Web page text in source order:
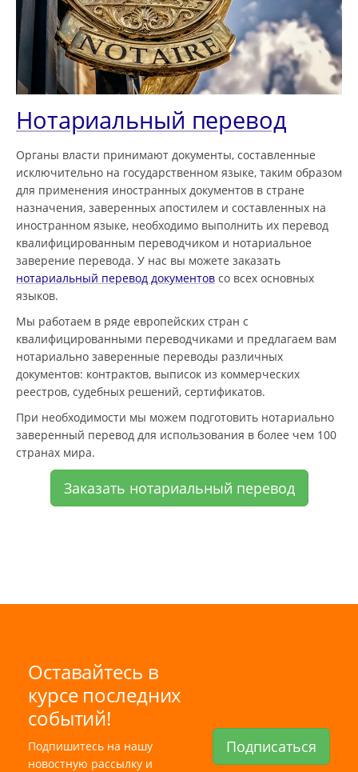
Нотариальный перевод
Органы власти принимают документы, составленные
исключительно на государственном языке, таким образом
для применения иностранных документов в стране
назначения, заверенных апостилем и составленных на
иностранном языке, необходимо выполнить их перевод
квалифицированным переводчиком и нотариальное
заверение перевода. У нас вы можете заказать
нотариальный перевод документов со всех основных
языков.
Мы работаем в ряде европейских стран с
квалифицированными переводчиками и предлагаем вам
нотариально заверенные переводы различных
документов: контрактов, выписок из коммерческих
реестров, судебных решений, сертификатов.
При необходимости мы можем подготовить нотариально
заверенный перевод для использования в более чем 100
странах мира.
Заказать нотариальный перевод
Оставайтесь в
курсе последних
событий!
Подпишитесь на нашу
новостную рассылку и
Подписаться